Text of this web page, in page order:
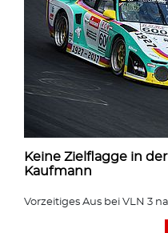
Keine Zielflagge in
Kaufmann
Vorzeitiges Aus bei VLN 3